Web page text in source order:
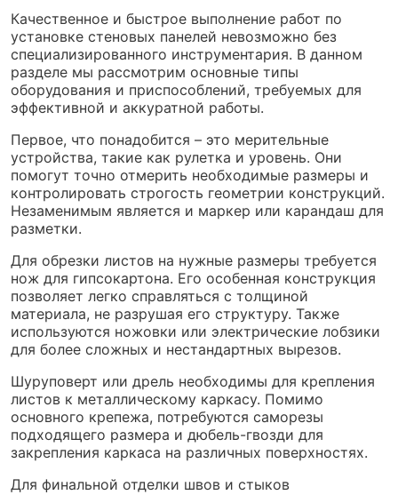
Качественное и быстрое выполнение работ по
установке стеновых панелей невозможно без
специализированного инструментария. В данном
разделе мы рассмотрим основные типы
оборудования и приспособлений, требуемых для
эффективной и аккуратной работы.
Первое, что понадобится – это мерительные
устройства, такие как рулетка и уровень. Они
помогут точно отмерить необходимые размеры и
контролировать строгость геометрии конструкций.
Незаменимым является и маркер или карандаш для
разметки.
Для обрезки листов на нужные размеры требуется
нож для гипсокартона. Его особенная конструкция
позволяет легко справляться с толщиной
материала, не разрушая его структуру. Также
используются ножовки или электрические лобзики
для более сложных и нестандартных вырезов.
Шуруповерт или дрель необходимы для крепления
листов к металлическому каркасу. Помимо
основного крепежа, потребуются саморезы
подходящего размера и дюбель-гвозди для
закрепления каркаса на различных поверхностях.
Для финальной отделки швов и стыков